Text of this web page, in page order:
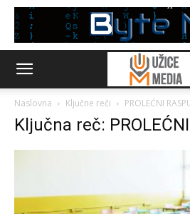
Naslovna Ključne reči PROLEĆNI
Ključna reč: